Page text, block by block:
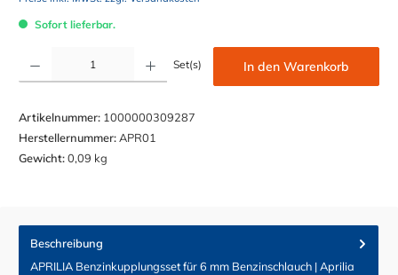
Sofort lieferbar.
Set(s) In den Warenkorb
Artikelnummer: 1000000309287
Herstellernummer:APR01
Gewicht:0,09 kg
Beschreibung
APRILIA Benzinkupplungsset für 6 mm Benzinschlauch | Aprilia